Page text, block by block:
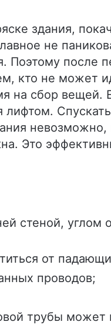
здания,
не
после
кто не может
на сбор
лифтом.
Это
стеной, углом
от
проводов;
трубы может